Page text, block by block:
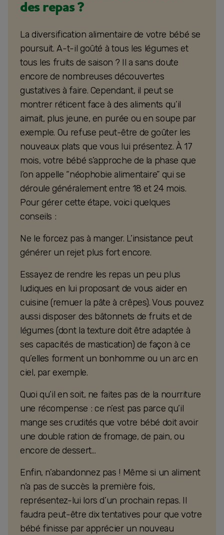
des repas ?
La diversification alimentaire de votre bébé se
poursuit. A-t-il goûté à tous les légumes et
tous les fruits de saison ? Il a sans doute
encore de nombreuses découvertes
gustatives à faire. Cependant, il peut se
montrer réticent face à des aliments qu’il
aimait, plus jeune, en purée ou en soupe par
exemple. Ou refuse peut-être de goûter les
nouveaux plats que vous lui présentez. À 17
mois, votre bébé s’approche de la phase que
l’on appelle “néophobie alimentaire” qui se
déroule généralement entre 18 et 24 mois.
Pour gérer cette étape, voici quelques
conseils :
Ne le forcez pas à manger. L’insistance peut
générer un rejet plus fort encore.
Essayez de rendre les repas un peu plus
ludiques en lui proposant de vous aider en
cuisine (remuer la pâte à crêpes). Vous pouvez
aussi disposer des bâtonnets de fruits et de
légumes (dont la texture doit être adaptée à
ses capacités de mastication) de façon à ce
qu’elles forment un bonhomme ou un arc en
ciel, par exemple.
Quoi qu’il en soit, ne faites pas de la nourriture
une récompense : ce n’est pas parce qu’il
mange ses crudités que votre bébé doit avoir
une double ration de fromage, de pain, ou
encore de dessert…
Enfin, n’abandonnez pas ! Même si un aliment
n’a pas de succès la première fois,
représentez-lui lors d’un prochain repas. Il
faudra peut-être dix tentatives pour que votre
bébé finisse par apprécier un nouveau